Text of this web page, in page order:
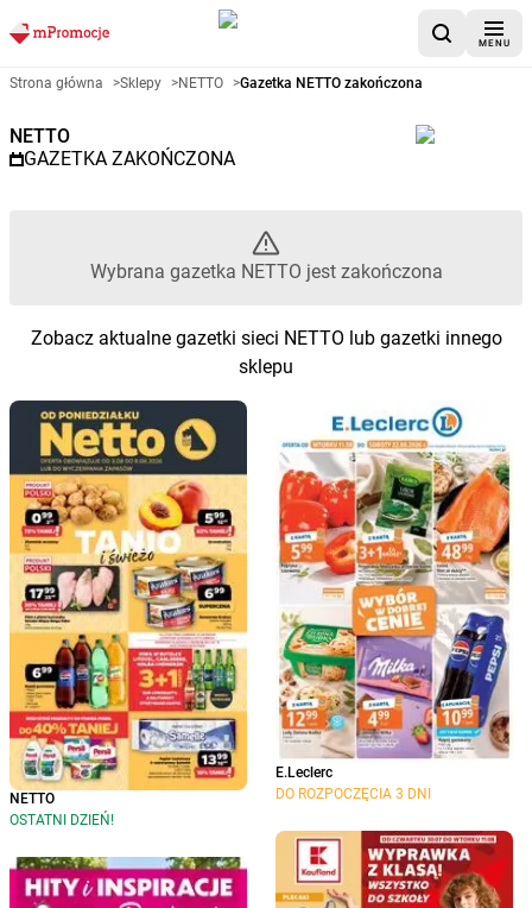
MENU
Gazetka promocyjna NETTO –
Strona główna >Sklepy >NETTO >Gazetka NETTO zakończona
NETTO
GAZETKA ZAKOŃCZONA
Wybrana gazetka NETTO jest zakończona
Zobacz aktualne gazetki sieci NETTO lub gazetki innego
sklepu
NETTO
OSTATNI DZIEŃ!
E.Leclerc
DO ROZPOCZĘCIA 3 DNI